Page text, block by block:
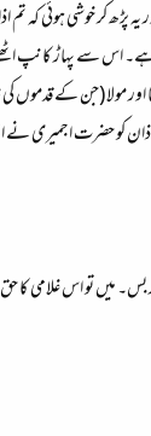
کر خوشی ہوئی کہ تم
اس سے پہاڑ کانپ
(جن کے قدموں کی
اجمیری نے
تو اس غلامی کا حق